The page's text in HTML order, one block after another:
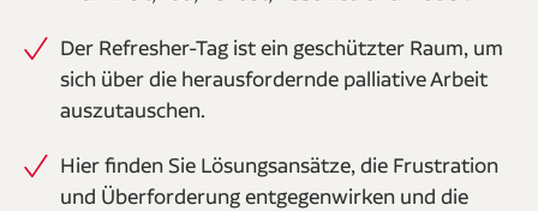
Der Refresher-Tag ist ein geschützter Raum, um
sich über die herausfordernde palliative Arbeit
auszutauschen.
Hier finden Sie Lösungsansätze, die Frustration
und Überforderung entgegenwirken und die